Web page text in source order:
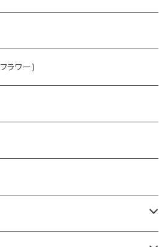
ラワー)